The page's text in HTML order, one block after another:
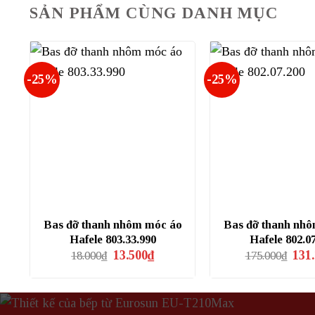
SẢN PHẨM CÙNG DANH MỤC
-25%
Bas đỡ thanh nhôm móc áo
Hafele 803.33.990
18.000₫ Giá
13.500₫Giá
hiện
13.500₫.
-25%
Bas đỡ thanh
Hafele
175.000₫ Giá